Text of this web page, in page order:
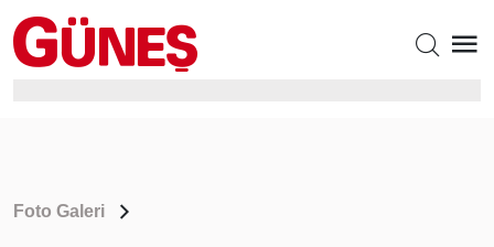
Foto Galeri